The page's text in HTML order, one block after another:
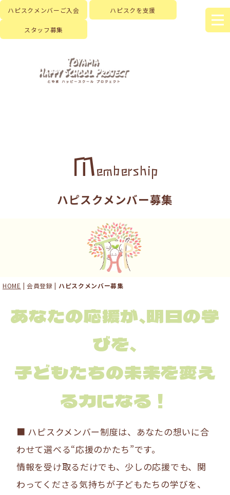
ハピスクメンバーご入会 ハピスクを支援
スタッフ募集
Membership
ハピスクメンバー募集
HOME | 会員登録 | ハピスクメンバー募集
あなたの応援が、明日の学
びを、
子どもたちの未来を変え
る力になる！
■ ハピスクメンバー制度は、あなたの想いに合
わせて選べる“応援のかたち”です。
情報を受け取るだけでも、少しの応援でも、関
わってくださる気持ちが子どもたちの学びを、